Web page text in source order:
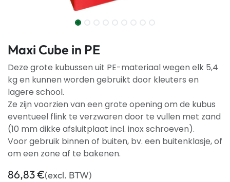
Maxi Cube in PE
Deze grote kubussen uit PE-materiaal wegen elk 5,4
kg en kunnen worden gebruikt door kleuters en
lagere school.
Ze zijn voorzien van een grote opening om de kubus
eventueel flink te verzwaren door te vullen met zand
(10 mm dikke afsluitplaat incl. inox schroeven).
Voor gebruik binnen of buiten, bv. een buitenklasje, of
om een zone af te bakenen.
86,83€(excl. BTW)